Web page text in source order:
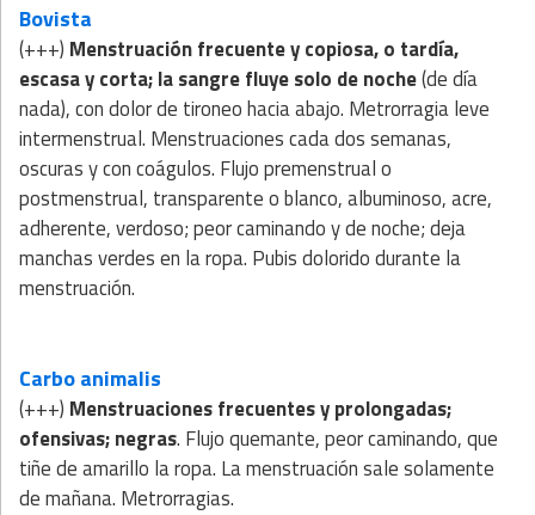
Bovista
(+++) Menstruación frecuente y copiosa, o tardía,
escasa y corta;la sangre fluye solo de noche(de día
nada), con dolor de tironeo hacia abajo. Metrorragia leve
intermenstrual. Menstruaciones cada dos semanas,
oscuras y con coágulos. Flujo premenstrual o
postmenstrual, transparente o blanco, albuminoso, acre,
adherente, verdoso; peor caminando y de noche; deja
manchas verdes en la ropa. Pubis dolorido durante la
menstruación.
Carbo animalis
(+++) Menstruaciones frecuentes y prolongadas;
ofensivas; negras. Flujo quemante, peor caminando, que
tiñe de amarillo la ropa. La menstruación sale solamente
de mañana. Metrorragias.